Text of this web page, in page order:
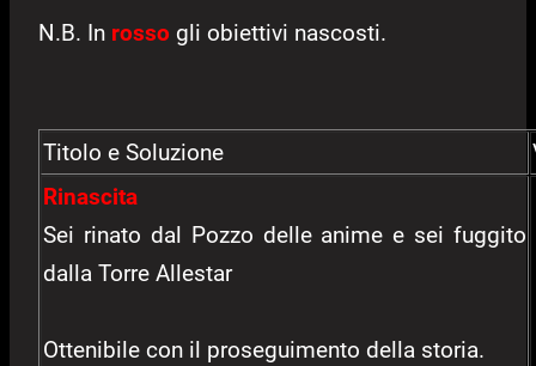
N.B. In rosso gli obiettivi nascosti.
Titolo e Soluzione
Rinascita
Sei rinato dal Pozzo delle anime e sei fuggito
dalla Torre Allestar
Ottenibile con il proseguimento della storia.